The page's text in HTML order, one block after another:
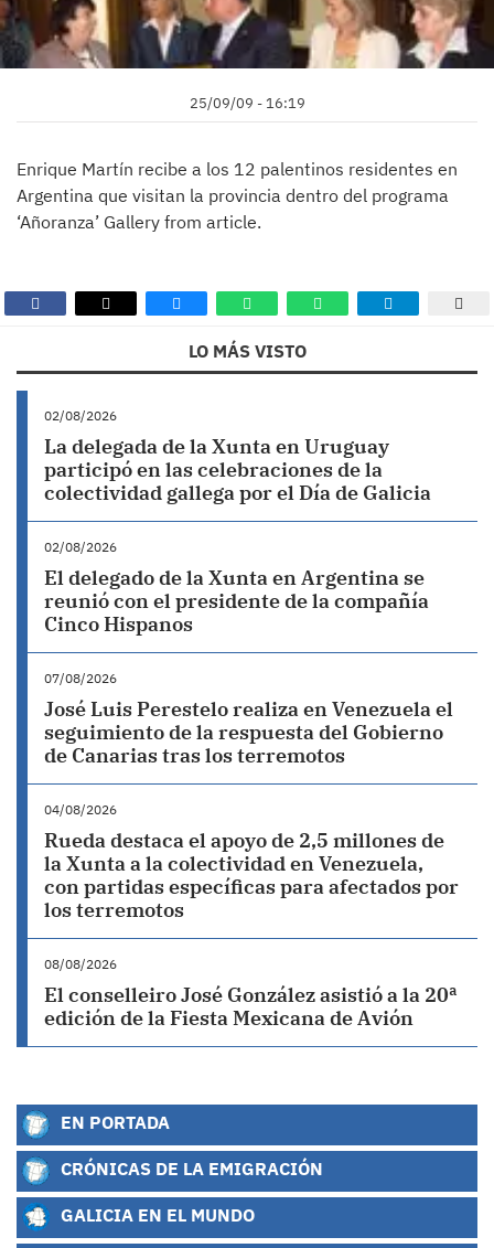
25/09/09 - 16:19
Enrique Martín recibe a los 12 palentinos residentes en
Argentina que visitan la provincia dentro del programa
‘Añoranza’ Gallery from article.
LO MÁS VISTO
02/08/2026
La delegada de la Xunta en Uruguay
participó en las celebraciones de la
colectividad gallega por el Día de Galicia
02/08/2026
El delegado de la Xunta en Argentina se
reunió con el presidente de la compañía
Cinco Hispanos
07/08/2026
José Luis Perestelo realiza en Venezuela el
seguimiento de la respuesta del Gobierno
de Canarias tras los terremotos
04/08/2026
Rueda destaca el apoyo de 2,5 millones de
la Xunta a la colectividad en Venezuela,
con partidas específicas para afectados por
los terremotos
08/08/2026
El conselleiro José González asistió a la 20ª
edición de la Fiesta Mexicana de Avión
EN PORTADA
CRÓNICAS DE LA EMIGRACIÓN
GALICIA EN EL MUNDO